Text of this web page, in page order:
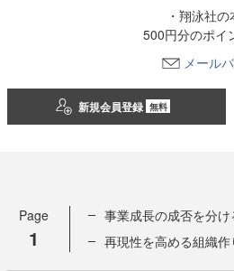
・翔泳社
500円分のポイ
メール
新規会員登録 無料
Page
1
事業成長の成否を分け
再現性を高める組織